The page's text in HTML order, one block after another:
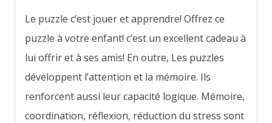
Le puzzle c’est jouer et apprendre! Offrez ce
puzzle à votre enfant! c’est un excellent cadeau à
lui offrir et à ses amis! En outre, Les puzzles
développent l’attention et la mémoire. Ils
renforcent aussi leur capacité logique. Mémoire,
coordination, réflexion, réduction du stress sont